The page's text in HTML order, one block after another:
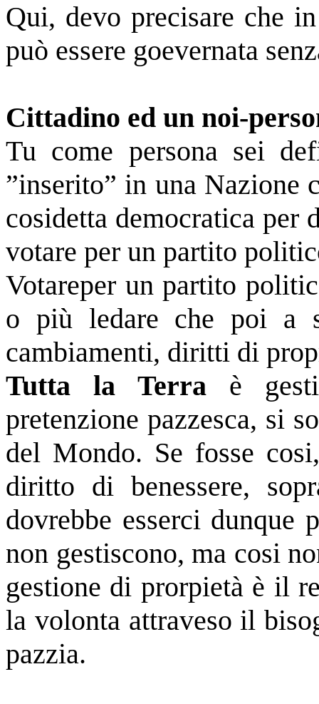
Qui, devo precisare che
può essere goevernata
Cittadino ed un noi-
Tu come persona sei
”inserito” in una Nazione
cosidetta democratica per
votare per un partito
Votareper un partito
o più ledare che poi a
cambiamenti, diritti di
Tutta la Terra è
pretenzione pazzesca, si
del Mondo. Se fosse
diritto di benessere,
dovrebbe esserci
non gestiscono, ma cosi
gestione di prorpietà è il
la volonta attraveso il
pazzia.